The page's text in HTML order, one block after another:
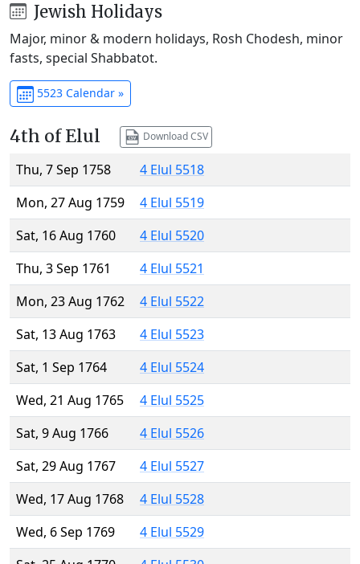
Jewish Holidays
Major, minor & modern holidays, Rosh Chodesh, minor
fasts, special Shabbatot.
5523 Calendar »
4th of Elul Download CSV
Thu, 7 Sep 1758
4 Elul 5518
Mon, 27 Aug 1759
4 Elul 5519
Sat, 16 Aug 1760
4 Elul 5520
Thu, 3 Sep 1761
4 Elul 5521
Mon, 23 Aug 1762
4 Elul 5522
Sat, 13 Aug 1763
4 Elul 5523
Sat, 1 Sep 1764
4 Elul 5524
Wed, 21 Aug 1765
4 Elul 5525
Sat, 9 Aug 1766
4 Elul 5526
Sat, 29 Aug 1767
4 Elul 5527
Wed, 17 Aug 1768
4 Elul 5528
Wed, 6 Sep 1769
4 Elul 5529